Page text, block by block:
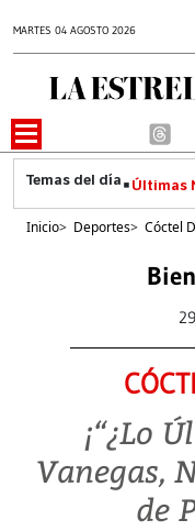
MARTES 04 AGOSTO 2026
Últimas
Inicio> Deportes> Cóctel
¡“¿Lo
Vanegas,
de